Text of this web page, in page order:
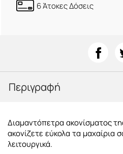
6 Άτοκες Δόσεις
Περιγραφή
Διαμαντόπετρα ακονίσματος
ακονίζετε εύκολα τα μαχαίρια
λειτουργικά.